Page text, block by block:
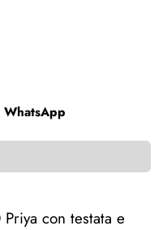
con testata e